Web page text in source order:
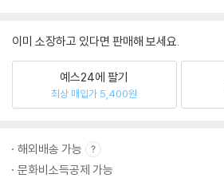
이미 소장하고 있다면 판매해 보세요.
예스24에 팔기
최상 매입가 5,400원
해외배송 가능
문화비소득공제 가능